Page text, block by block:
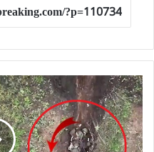
دمر
القنابل
بيده..
فيديو
مدهش